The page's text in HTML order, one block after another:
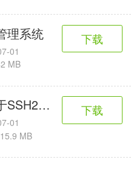
理系统
01
MB
下载
SSH2教务选课成绩管
01
15.9 MB
下载